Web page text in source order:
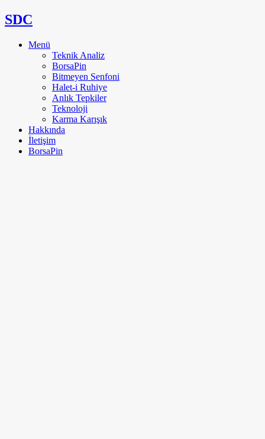
SDC
Menü
Teknik Analiz
BorsaPin
Bitmeyen Senfoni
Halet-i Ruhiye
Anlık Tepkiler
Teknoloji
Karma Karışık
Hakkında
İletişim
BorsaPin